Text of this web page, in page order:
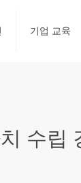
기업 교육
수립